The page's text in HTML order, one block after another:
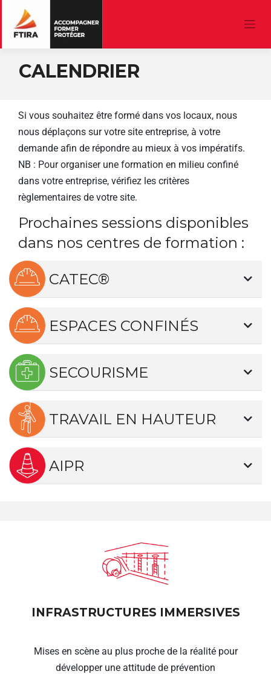
CALENDRIER
Si vous souhaitez être formé dans vos locaux, nous
nous déplaçons sur votre site entreprise, à votre
demande afin de répondre au mieux à vos impératifs.
NB : Pour organiser une formation en milieu confiné
dans votre entreprise, vérifiez les critères
règlementaires de votre site.
Prochaines sessions disponibles
dans nos centres de formation :
CATEC®
ESPACES CONFINÉS
SECOURISME
TRAVAIL EN HAUTEUR
AIPR
INFRASTRUCTURES IMMERSIVES
Mises en scène au plus proche de la réalité pour
développer une attitude de prévention